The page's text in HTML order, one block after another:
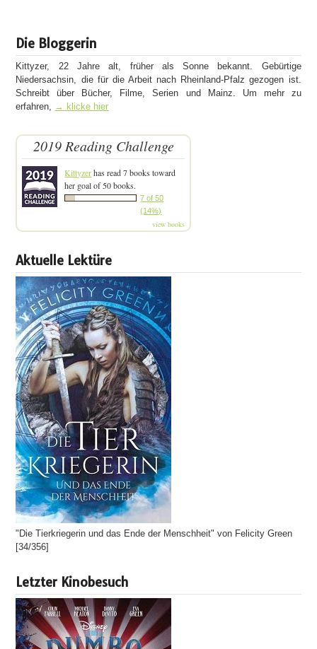
Die Bloggerin
Kittyzer, 22 Jahre alt, früher als Sonne bekannt. Gebürtige
Niedersachsin, die für die Arbeit nach Rheinland-Pfalz gezogen ist.
Schreibt über Bücher, Filme, Serien und Mainz. Um mehr zu
erfahren, → klicke hier
2019 Reading Challenge
Kittyzerhas read 7 books toward
her goal of 50 books.
7 of 50
(14%)
view books
Aktuelle Lektüre
"Die Tierkriegerin und das Ende der Menschheit" von Felicity Green
[34/356]
Letzter Kinobesuch